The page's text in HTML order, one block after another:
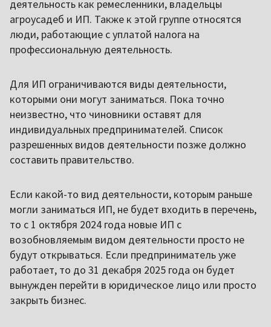
деятельность как ремесленники, владельцы
агроусадеб и ИП. Также к этой группе относятся
люди, работающие с уплатой налога на
профессиональную деятельность.
Для ИП ограничиваются виды деятельности,
которыми они могут заниматься. Пока точно
неизвестно, что чиновники оставят для
индивидуальных предпринимателей. Список
разрешенных видов деятельности позже должно
составить правительство.
Если какой-то вид деятельности, которым раньше
могли заниматься ИП, не будет входить в перечень,
то с 1 октября 2024 года новые ИП с
возобновляемым видом деятельности просто не
будут открываться. Если предприниматель уже
работает, то до 31 декабря 2025 года он будет
вынужден перейти в юридическое лицо или просто
закрыть бизнес.